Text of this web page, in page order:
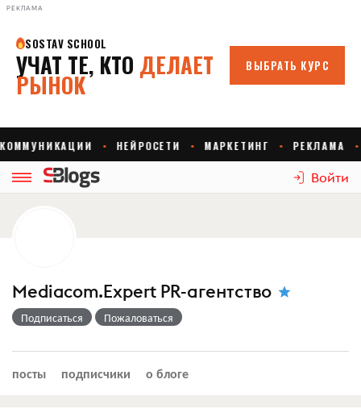
РЕКЛАМА
Войти
Mediacom.Expert PR-агентство
Подписаться Пожаловаться
посты подписчики о блоге